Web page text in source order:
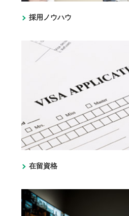
採用ノウハウ
在留資格